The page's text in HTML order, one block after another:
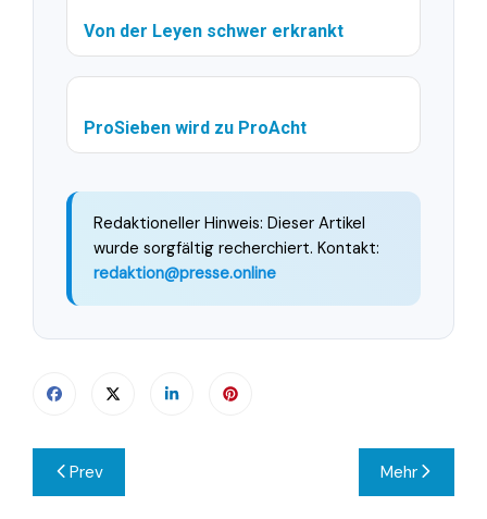
Von der Leyen schwer erkrankt
ProSieben wird zu ProAcht
Redaktioneller Hinweis: Dieser Artikel
wurde sorgfältig recherchiert. Kontakt:
redaktion@presse.online
Beitragsnavigation
Prev Mehr